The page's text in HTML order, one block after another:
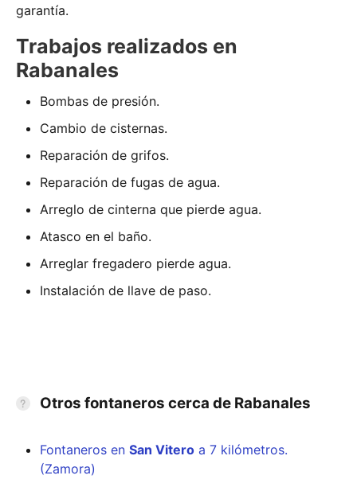
garantía.
Trabajos realizados en
Rabanales
Bombas de presión.
Cambio de cisternas.
Reparación de grifos.
Reparación de fugas de agua.
Arreglo de cinterna que pierde agua.
Atasco en el baño.
Arreglar fregadero pierde agua.
Instalación de llave de paso.
Otros fontaneros cerca de Rabanales
Fontaneros en San Vitero a 7 kilómetros.
(Zamora)